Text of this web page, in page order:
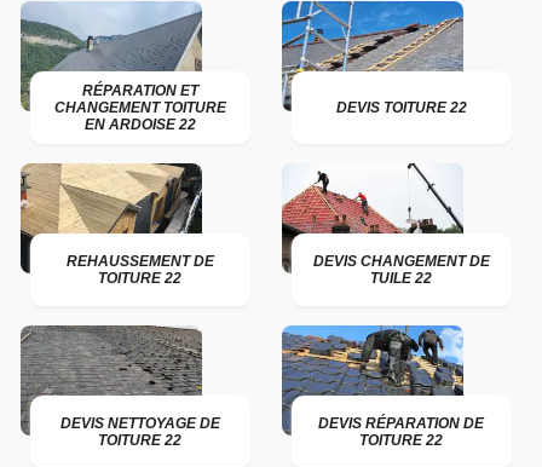
RÉPARATION ET
CHANGEMENT TOITURE
EN ARDOISE 22
DEVIS TOITURE 22
REHAUSSEMENT DE
TOITURE 22
DEVIS CHANGEMENT DE
TUILE 22
DEVIS NETTOYAGE DE
TOITURE 22
DEVIS RÉPARATION DE
TOITURE 22